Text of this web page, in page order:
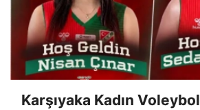
Karşıyaka Kadın Voleybol